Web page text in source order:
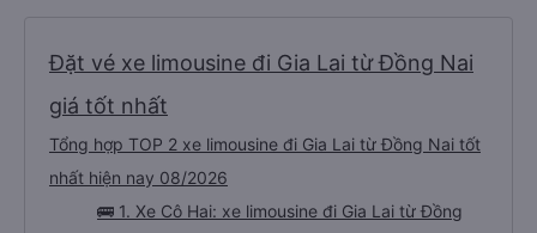
Đặt vé xe limousine đi Gia Lai từ Đồng Nai
giá tốt nhất
Tổng hợp TOP 2 xe limousine đi Gia Lai từ Đồng Nai tốt
nhất hiện nay 08/2026
🚌 1. Xe Cô Hai: xe limousine đi Gia Lai từ Đồng